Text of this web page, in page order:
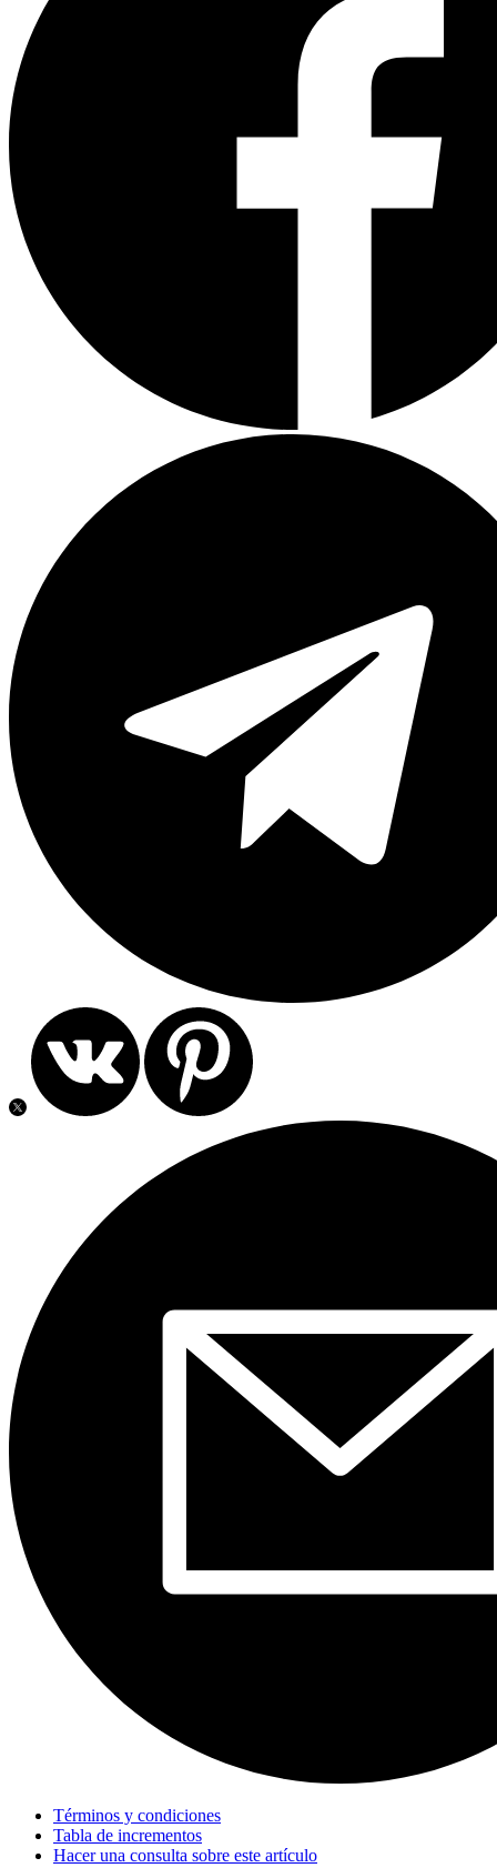
Términos y condiciones
Tabla de incrementos
Hacer una consulta sobre este artículo